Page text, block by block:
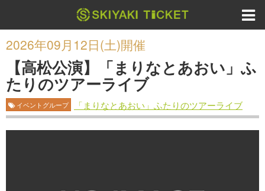
2026年09月12日(土)開催
【高松公演】「まりなとあおい」ふ
たりのツアーライブ
イベントグループ 「まりなとあおい」ふたりのツアーライブ